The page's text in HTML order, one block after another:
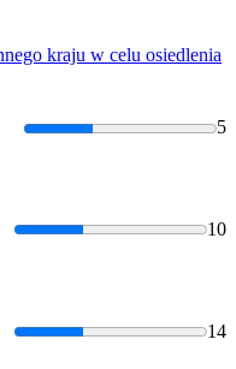
kraju w celu osiedlenia
5
10
14